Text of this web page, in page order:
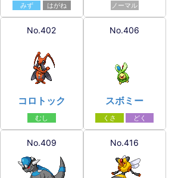
みず はがね ノーマル
No.402
コロトック
むし
No.406
スボミー
くさ どく
No.409 No.416